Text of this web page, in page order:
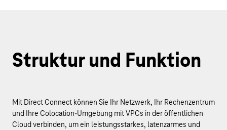
Struktur und Funktion
Mit Direct Connect können Sie Ihr Netzwerk, Ihr Rechenzentrum
und Ihre Colocation-Umgebung mit VPCs in der öffentlichen
Cloud verbinden, um ein leistungsstarkes, latenzarmes und